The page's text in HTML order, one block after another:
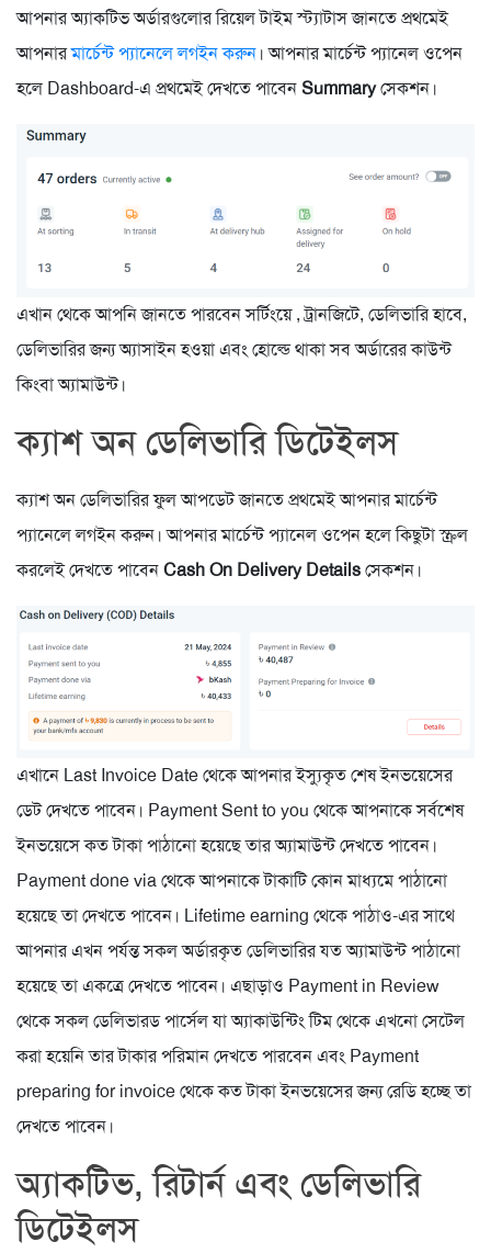
আপনার অ্যাকটিভ অর্ডারগুলোর রিয়েল টাইম স্ট্যাটাস জানতে প্রথমেই
আপনারমার্চেন্ট প্যানেলে লগইন করুন। আপনার মার্চেন্ট প্যানেল ওপেন
হলে Dashboard-এ প্রথমেই দেখতে পাবেনSummaryসেকশন।
এখান থেকে আপনি জানতে পারবেন সর্টিংয়ে , ট্রানজিটে, ডেলিভারি হাবে,
ডেলিভারির জন্য অ্যাসাইন হওয়া এবং হোল্ডে থাকা সব অর্ডারের কাউন্ট
কিংবা অ্যামাউন্ট।
ক্যাশ অন ডেলিভারি ডিটেইলস
ক্যাশ অন ডেলিভারির ফুল আপডেট জানতে প্রথমেই আপনার মার্চেন্ট
প্যানেলে লগইন করুন। আপনার মার্চেন্ট প্যানেল ওপেন হলে কিছুটা স্ক্রল
করলেই দেখতে পাবেনCash On Delivery Detailsসেকশন।
এখানে Last Invoice Date থেকে আপনার ইস্যুকৃত শেষ ইনভয়েসের
ডেট দেখতে পাবেন। Payment Sent to you থেকে আপনাকে সর্বশেষ
ইনভয়েসে কত টাকা পাঠানো হয়েছে তার অ্যামাউন্ট দেখতে পাবেন।
Payment done via থেকে আপনাকে টাকাটি কোন মাধ্যমে পাঠানো
হয়েছে তা দেখতে পাবেন। Lifetime earning থেকে পাঠাও-এর সাথে
আপনার এখন পর্যন্ত সকল অর্ডারকৃত ডেলিভারির যত অ্যামাউন্ট পাঠানো
হয়েছে তা একত্রে দেখতে পাবেন। এছাড়াও Payment in Review
থেকে সকল ডেলিভারড পার্সেল যা অ্যাকাউন্টিং টিম থেকে এখনো সেটেল
করা হয়েনি তার টাকার পরিমান দেখতে পারবেন এবং Payment
preparing for invoice থেকে কত টাকা ইনভয়েসের জন্য রেডি হচ্ছে তা
দেখতে পাবেন।
অ্যাকটিভ, রিটার্ন এবং ডেলিভারি
ডিটেইলস